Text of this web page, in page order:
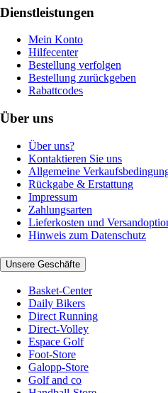
Dienstleistungen
Mein Konto
Hilfecenter
Bestellung verfolgen
Bestellung zurückgeben
Rabattcodes
Über uns
Über uns?
Kontaktieren Sie uns
Allgemeine
Rückgabe & Erstattung
Impressum
Zahlungsarten
Lieferkosten und
Hinweis zum Datenschutz
Unsere Geschäfte
Basket-Center
Daily Bikers
Direct Running
Direct-Volley
Espace Golf
Foot-Store
Galopp-Store
Golf and co